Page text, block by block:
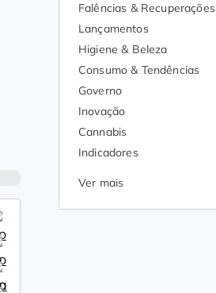
Falências & Recuperações
Lançamentos
Higiene & Beleza
Consumo & Tendências
Governo
Inovação
Cannabis
Indicadores
Ver mais